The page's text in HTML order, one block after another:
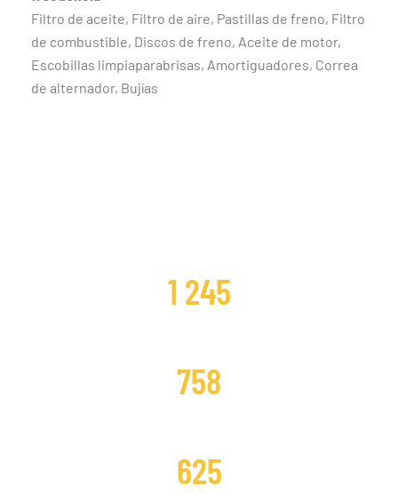
Filtro de aceite, Filtro de aire, Pastillas de freno, Filtro
de combustible, Discos de freno, Aceite de motor,
Escobillas limpiaparabrisas, Amortiguadores, Correa
de alternador, Bujías
1 245
758
625